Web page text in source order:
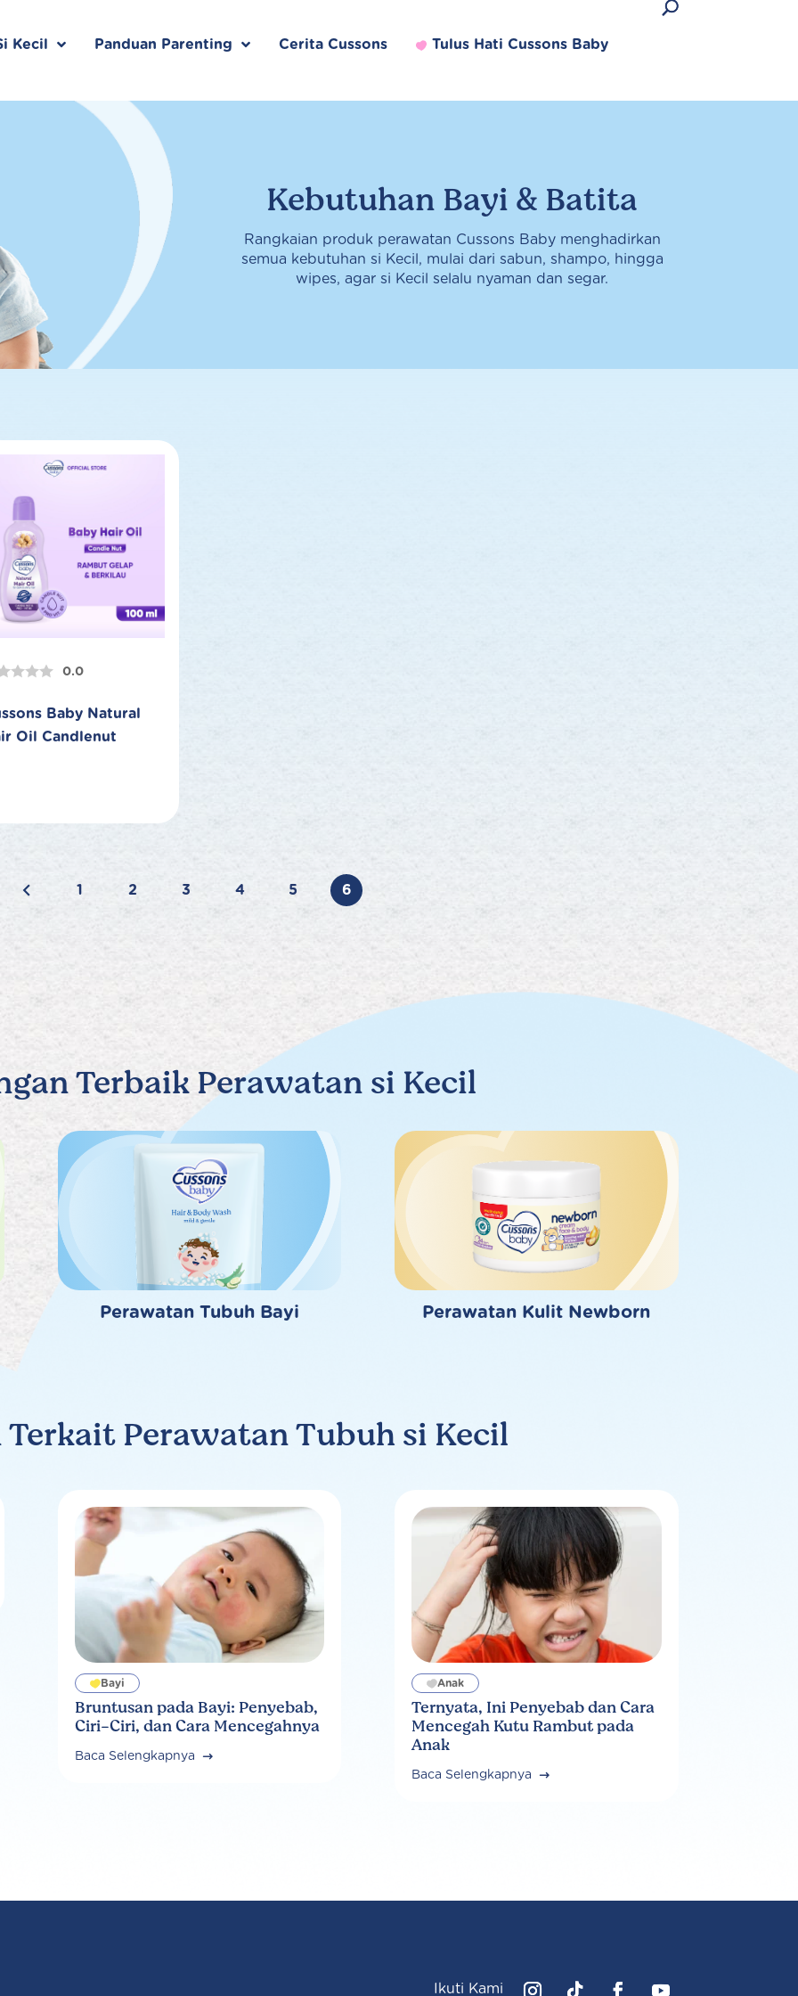
Produk Terlaris
Kecil Panduan Parenting Cerita Cussons Tulus Hati Cussons Baby
Kebutuhan Bayi & Batita
Rangkaian produk perawatan Cussons Baby menghadirkan
semua kebutuhan si Kecil, mulai dari sabun, shampo, hingga
wipes, agar si Kecil selalu nyaman dan segar.
0.0
Baby Natural
Oil Candlenut
1 2 3 4 5 6
Terbaik Perawatan si Kecil
Perawatan Tubuh Bayi Perawatan Kulit Newborn
Perawatan Tubuh si Kecil
Bruntusan pada Bayi: Penyebab,
Ciri-Ciri, dan Cara Mencegahnya
Bayi
Baca Selengkapnya
Ternyata, Ini Penyebab dan Cara
Mencegah Kutu Rambut pada
Anak
Anak
Baca Selengkapnya
Ikuti Kami